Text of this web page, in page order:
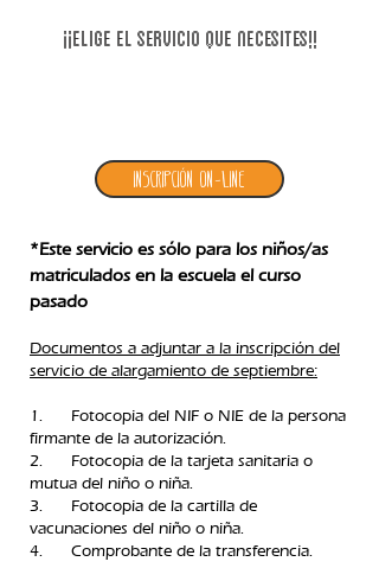
¡¡Elige el servicio que necesites!!
Inscripción ON-LINE
*Este servicio es sólo para los niños/as
matriculados en la escuela el curso
pasado
Documentos a adjuntar a la inscripción del
servicio de alargamiento de septiembre:
1. Fotocopia del NIF o NIE de la persona
firmante de la autorización.
2. Fotocopia de la tarjeta sanitaria o
mutua del niño o niña.
3. Fotocopia de la cartilla de
vacunaciones del niño o niña.
4. Comprobante de la transferencia.​